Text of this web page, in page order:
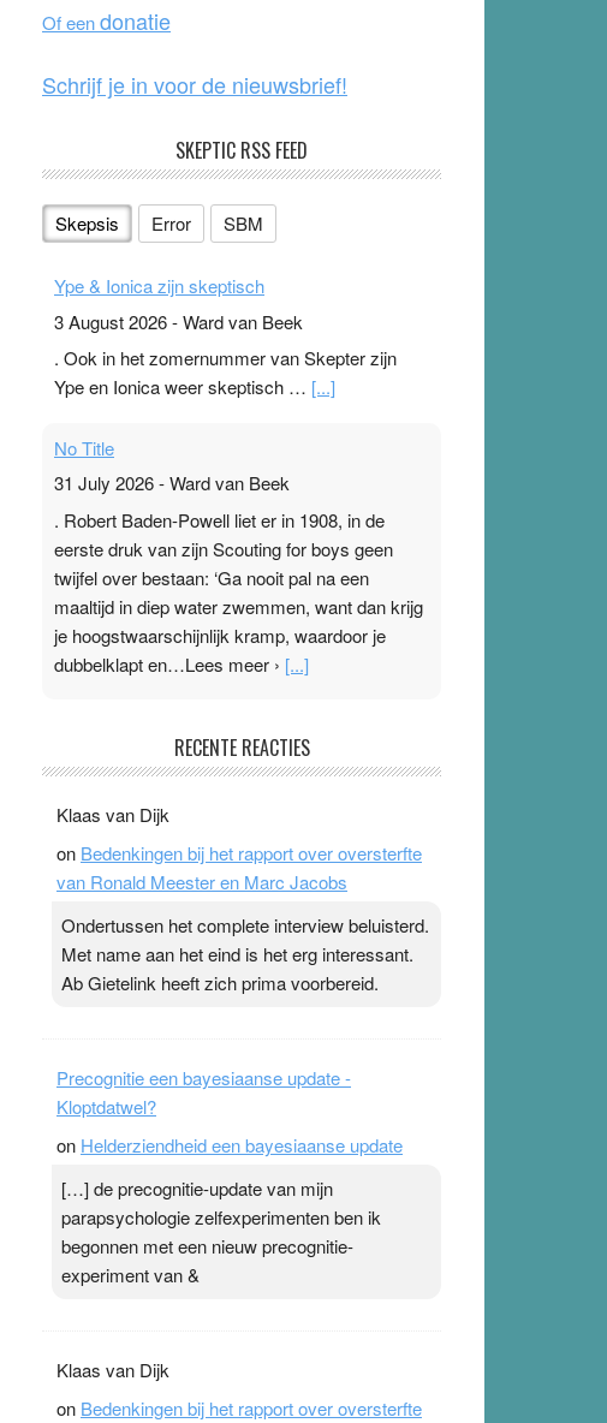
k
Of eendonatie
Schrijf je in voor de nieuwsbrief!
SKEPTIC RSS FEED
Skepsis Error SBM
Ype & Ionica zijn skeptisch
3 August 2026-Ward van Beek
. Ook in het zomernummer van Skepter zijn
Ype en Ionica weer skeptisch … [...]
No Title
31 July 2026-Ward van Beek
. Robert Baden-Powell liet er in 1908, in de
eerste druk van zijn Scouting for boys geen
twijfel over bestaan: ‘Ga nooit pal na een
maaltijd in diep water zwemmen, want dan krijg
je hoogstwaarschijnlijk kramp, waardoor je
dubbelklapt en…Lees meer › [...]
Ward van Beek
topsporters. Ze hopen ermee hun hartslag te
verlagen terwijl ze meer zuurstof opnemen.
Daarop heeft zo’n pleister geen effect. Maar het
zijn. Door…Lees meer Pleisterplakkers in de
topspsort › [...]
RECENTE REACTIES
Klaas van Dijk
on Bedenkingen bij het rapport over oversterfte
van Ronald Meester en Marc Jacobs
Ondertussen het complete interview beluisterd.
Met name aan het eind is het erg interessant.
Ab Gietelink heeft zich prima voorbereid.
Precognitie een bayesiaanse update -
Kloptdatwel?
on Helderziendheid een bayesiaanse update
[…] de precognitie-update van mijn
parapsychologie zelfexperimenten ben ik
begonnen met een nieuw precognitie-
experiment van &
Klaas van Dijk
on Bedenkingen bij het rapport over oversterfte